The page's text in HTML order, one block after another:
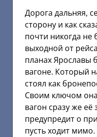
Дорога дальняя,
сторону и как
почти никогда не
выходной от
планах Ярославы
вагоне. Который
стоял как
Своим ключом
вагон сразу же
предупредит о
пусть ходит мимо.